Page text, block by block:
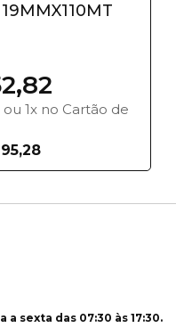
1x no Cartão de
a sexta das 07:30 às 17:30.